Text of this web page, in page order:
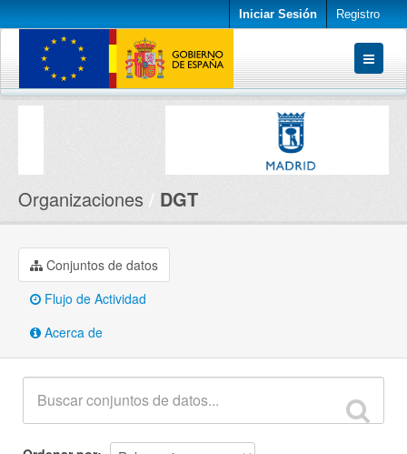
Iniciar Sesión Registro
Conjuntos de datos
Organizaciones DGT
Conjuntos de datos
Flujo de Actividad
Acerca de